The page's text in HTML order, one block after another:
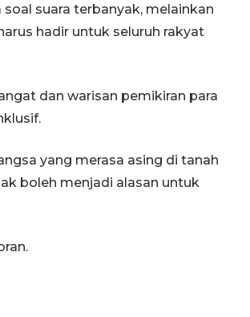
suara terbanyak, melainkan
hadir untuk seluruh rakyat
dan warisan pemikiran para
yang merasa asing di tanah
boleh menjadi alasan untuk